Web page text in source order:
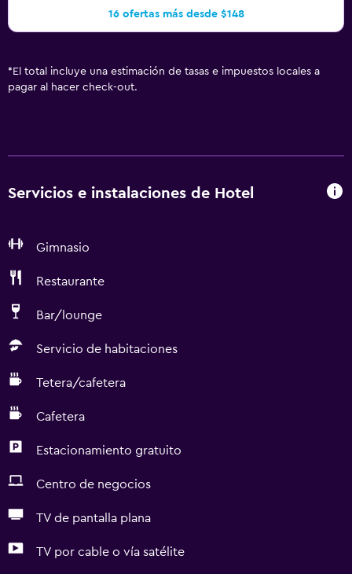
16 ofertas más desde $148
* El total incluye una estimación de tasas e impuestos locales a
pagar al hacer check-out.
Servicios e instalaciones de Hotel
Gimnasio
Restaurante
Bar/lounge
Servicio de habitaciones
Tetera/cafetera
Cafetera
Estacionamiento gratuito
Centro de negocios
TV de pantalla plana
TV por cable o vía satélite